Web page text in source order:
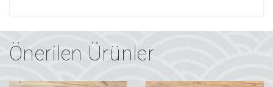
Önerilen Ürünler